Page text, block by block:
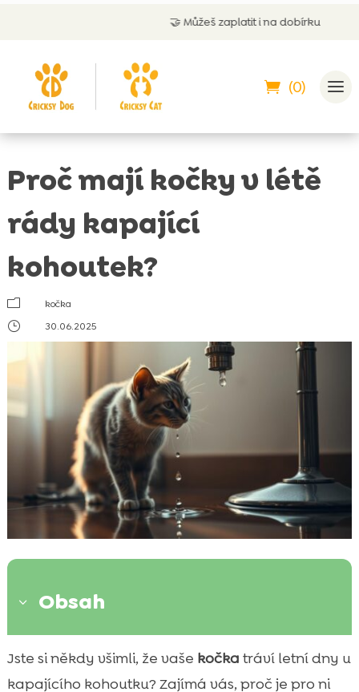
Můžeš zaplatit i na dobírku
(0)
Proč mají kočky v létě
rády kapající
kohoutek?
m
kočka
}
30.06.2025
3 Obsah
 Úvod do kočičí letní hydratační závislosti
 Biologické důvody, proč kočky milují
Jste si někdy všimli, že vaše kočka tráví letní dny u
kapajícího kohoutku? Zajímá vás, proč je pro ni